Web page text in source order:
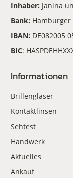
Inhaber: Janina
Bank: Hamburger
IBAN: DE082005
BIC:
Informationen
Brillengläser
Kontaktlinsen
Sehtest
Handwerk
Aktuelles
Ankauf